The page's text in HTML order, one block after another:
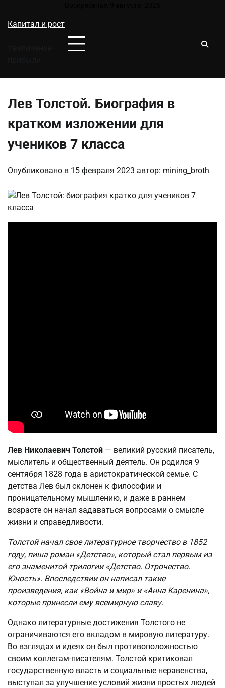
содержимому
Капитал и рост
Лев Толстой. Биография в
кратком изложении для
учеников 7 класса
Опубликовано в 15 февраля 2023 автор: mining_broth
Лев Николаевич Толстой — великий русский писатель,
мыслитель и общественный деятель. Он родился 9
сентября 1828 года в аристократической семье. С
детства Лев был склонен к философии и
проницательному мышлению, и даже в раннем
возрасте он начал задаваться вопросами о смысле
жизни и справедливости.
Толстой начал свое литературное творчество в 1852
году, пиша роман «Детство», который стал первым из
его знаменитой трилогии «Детство. Отрочество.
Юность». Впоследствии он написал такие
произведения, как «Война и мир» и «Анна Каренина»,
которые принесли ему всемирную славу.
Однако литературные достижения Толстого не
ограничиваются его вкладом в мировую литературу.
Во взглядах и идеях он был противоположностью
своим коллегам-писателям. Толстой критиковал
государственную власть и социальные неравенства,
выступал за улучшение условий жизни простых людей